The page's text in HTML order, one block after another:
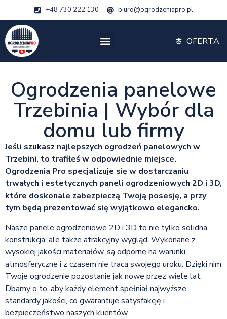
+48 730 222 130 biuro@ogrodzeniapro.pl
OFERTA
Ogrodzenia panelowe
Trzebinia | Wybór dla
domu lub firmy
Jeśli szukasz najlepszych ogrodzeń panelowych w
Trzebini, to trafiłeś w odpowiednie miejsce.
Ogrodzenia Pro specjalizuje się w dostarczaniu
trwałych i estetycznych paneli ogrodzeniowych 2D i 3D,
które doskonale zabezpieczą Twoją posesję, a przy
tym będą prezentować się wyjątkowo elegancko.
Nasze panele ogrodzeniowe 2D i 3D to nie tylko solidna
konstrukcja, ale także atrakcyjny wygląd. Wykonane z
wysokiej jakości materiałów, są odporne na warunki
atmosferyczne i z czasem nie tracą swojego uroku. Dzięki nim
Twoje ogrodzenie pozostanie jak nowe przez wiele lat.
Dbamy o to, aby każdy element spełniał najwyższe
standardy jakości, co gwarantuje satysfakcję i
bezpieczeństwo naszych klientów.